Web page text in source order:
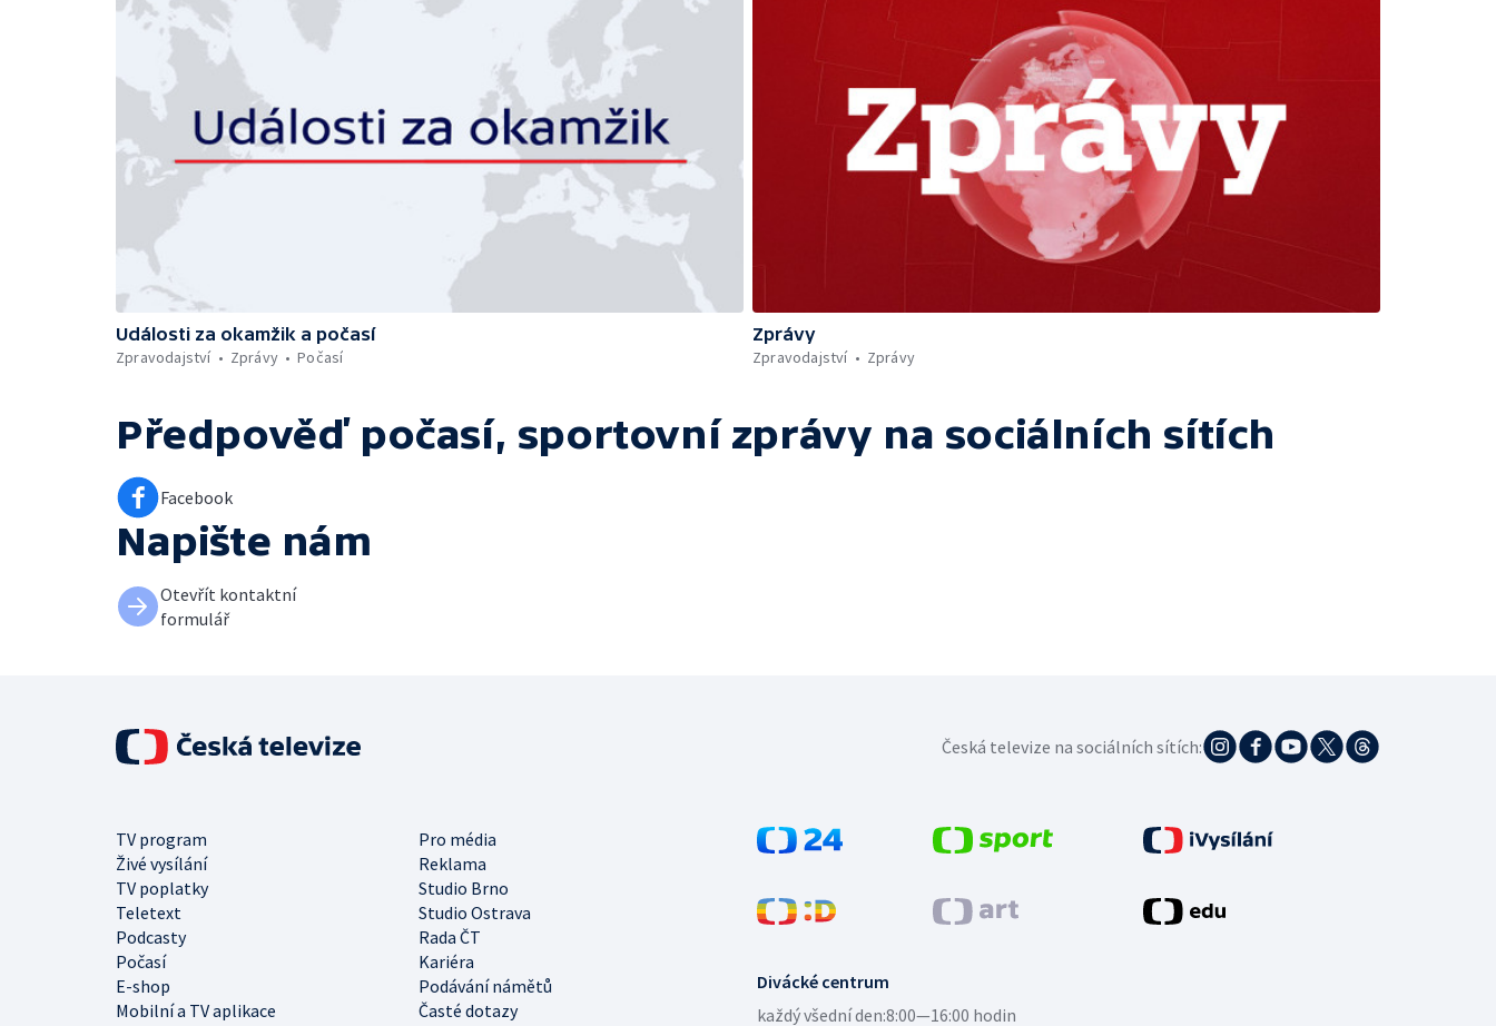
Události za okamžik a počasí
Zpravodajství
Zprávy Počasí
Zprávy
Zpravodajství
Zprávy
Předpověď počasí, sportovní zprávy na sociálních sítích
Facebook
Napište nám
Otevřít kontaktní
formulář
Divácké centrum
každý všední den:8:00—16:00 hodin
TV program
Pro média
Živé vysílání
Reklama
TV poplatky
Studio Brno
Teletext
Studio Ostrava
Podcasty
Rada ČT
Počasí
Kariéra
E-shop
Podávání námětů
Mobilní a TV aplikace
Časté dotazy
Česká televize na sociálních sítích: